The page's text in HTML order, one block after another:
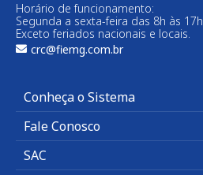
Horário de funcionamento:
Segunda a sexta-feira das 8h às 17h
Exceto feriados nacionais e locais.
crc@fiemg.com.br
Conheça o Sistema
Fale Conosco
SAC